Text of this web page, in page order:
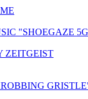
"SHOEGAZE
ZEITGEIST